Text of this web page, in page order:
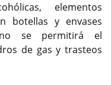
elementos
botellas y envases
no se permitirá el
de gas y trasteos